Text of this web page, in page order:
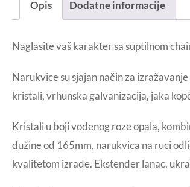
Opis Dodatne informacije
Naglasite vaš karakter sa suptilnom
Narukvice su sjajan način za
kristali, vrhunska galvanizacija, jaka
Kristali u boji vodenog roze opala,
dužine od 165mm, narukvica na ruci
kvalitetom izrade. Ekstender lanac,